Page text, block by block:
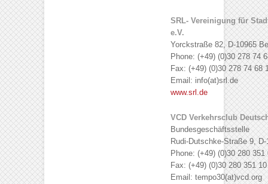
SRL- Vereinigung für
e.V.
Yorckstraße 82, D-10965
Phone: (+49) (0)30 278 74
Fax: (+49) (0)30 278 74 68
Email: info(at)srl.de
www.srl.de
VCD Verkehrsclub
Bundesgeschäftsstelle
Rudi-Dutschke-Straße 9,
Phone: (+49) (0)30 280 351
Fax: (+49) (0)30 280 351 10
Email: tempo30(at)vcd.org